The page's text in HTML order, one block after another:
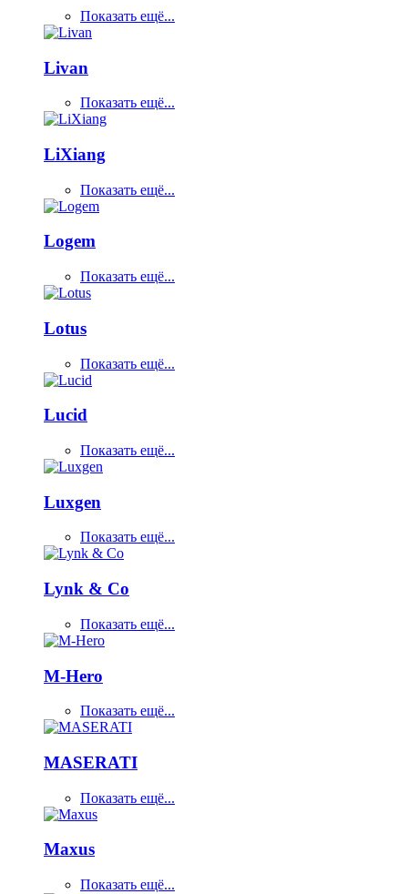
Показать ещё...
Livan
Показать ещё...
LiXiang
Показать ещё...
Logem
Показать ещё...
Lotus
Показать ещё...
Lucid
Показать ещё...
Luxgen
Показать ещё...
Lynk & Co
Показать ещё...
M-Hero
Показать ещё...
MASERATI
Показать ещё...
Maxus
Показать ещё...